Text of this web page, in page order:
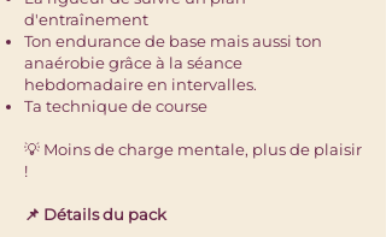
d'entraînement
Ton endurance de base mais aussi ton
anaérobie grâce à la séance
hebdomadaire en intervalles.
Ta technique de course
💡 Moins de charge mentale, plus de plaisir
!
📌 Détails du pack